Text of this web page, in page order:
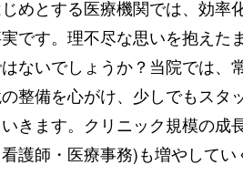
めとする医療機関では、効率
です。理不尽な思いを抱えた
ないでしょうか？当院では、
整備を心がけ、少しでもスタ
きます。クリニック規模の成
護師・医療事務)も増やしてい